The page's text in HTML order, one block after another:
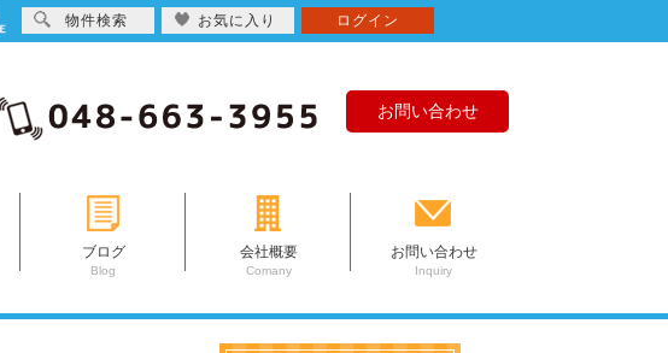
お問い合わせ
ブログ
Blog
会社概要
Comany
お問い合わせ
Inquiry
物件検索 お気に入り ログイン